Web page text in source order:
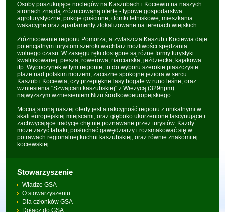
Osoby poszukujące noclegów na Kaszubach i Kociewiu na naszych
stronach znajdą zróżnicowaną ofertę - typowe gospodarstwa
agroturystyczne, pokoje gościnne, domki letniskowe, mieszkania
wakacyjne oraz apartamenty zlokalizowane na terenach wiejskich.
Zróżnicowanie regionu Pomorza, a zwłaszcza Kaszub i Kociewia daje
potencjalnym turystom szeroki wachlarz możliwości spędzania
wolnego czasu. W zasięgu ręki dostępne są różne formy turystyki
kwalifikowanej: piesza, rowerowa, narciarska, jeździecka, kajakowa
itp. Wypoczynek w tym regionie, to do wyboru szerokie piaszczyste
plaże nad polskim morzem, zaciszne spokojne jeziora w sercu
Kaszub i Kociewia, czy przepiękne lasy bogate w runo leśne, oraz
wzniesienia "Szwajcarii kaszubskiej" z Wieżycą (329npm)
najwyższym wzniesieniem Niżu środkowoeuropejskiego.
Mocną stroną naszej oferty jest atrakcyjność regionu z unikalnymi w
skali europejskiej miejscami, oraz głęboko ukorzenione fascynujące i
zachwycające tradycje chętnie poznawane przez turystów. Każdy
może zażyć tabaki, posłuchać gawędziarzy i rozsmakować się w
potrawach regionalnej kuchni kaszubskiej, oraz równie znakomitej
kociewskiej.
Stowarzyszenie
Władze GSA
O stowarzyszeniu
Dla członków GSA
Dołącz do GSA